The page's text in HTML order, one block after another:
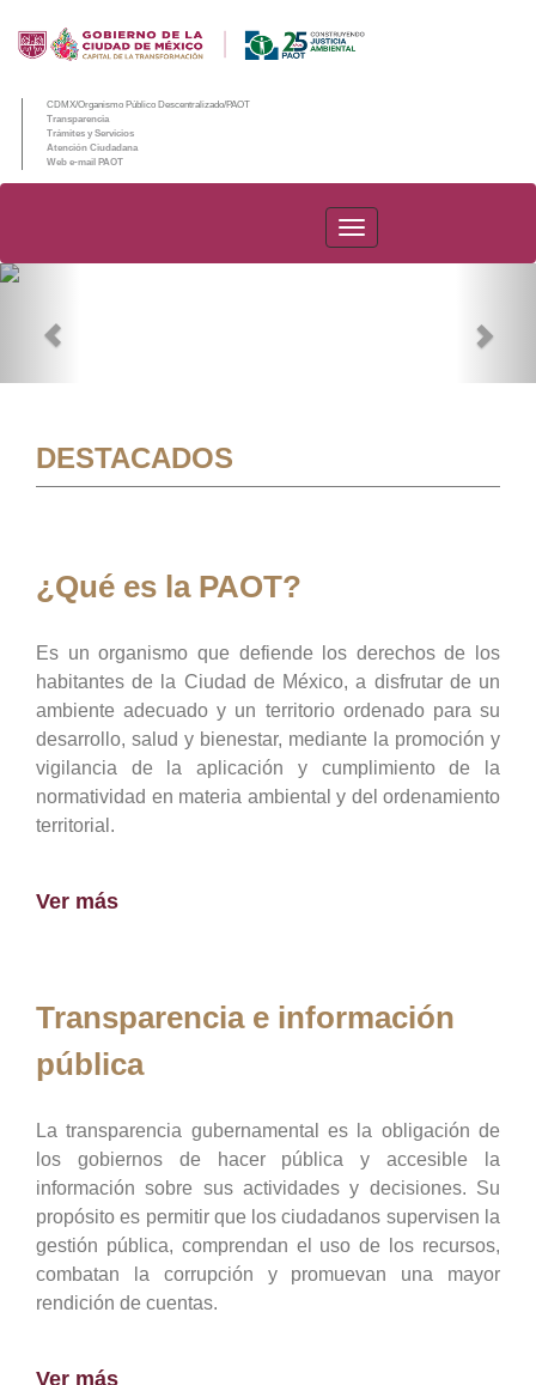
CDMX/Organismo Público Descentralizado/PAOT
Transparencia
Trámites y Servicios
Atención Ciudadana
Web e-mail PAOT
PAOT
DESTACADOS
¿Qué es la PAOT?
Es un organismo que defiende los derechos de los
habitantes de la Ciudad de México, a disfrutar de un
ambiente adecuado y un territorio ordenado para su
desarrollo, salud y bienestar, mediante la promoción y
vigilancia de la aplicación y cumplimiento de la
normatividad en materia ambiental y del ordenamiento
territorial.
Ver más
Transparencia e información
pública
La transparencia gubernamental es la obligación de
los gobiernos de hacer pública y accesible la
información sobre sus actividades y decisiones. Su
propósito es permitir que los ciudadanos supervisen la
gestión pública, comprendan el uso de los recursos,
combatan la corrupción y promuevan una mayor
rendición de cuentas.
Ver más